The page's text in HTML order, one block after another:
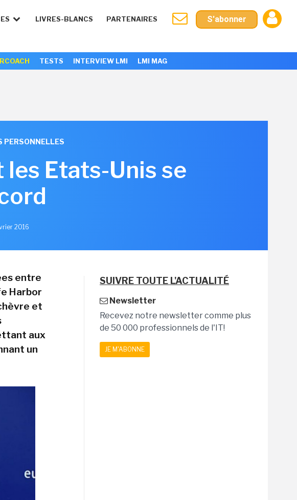
LIVRES-BLANCS PARTENAIRES S'abonner
TESTS INTERVIEW LMI LMI MAG
PERSONNELLES
les Etats-Unis se
2016
entre
Harbor
et
aux
un
SUIVRE TOUTE L'ACTUALITÉ
Newsletter
Recevez notre newsletter comme plus
de 50 000 professionnels de l'IT!
JE M'ABONNE